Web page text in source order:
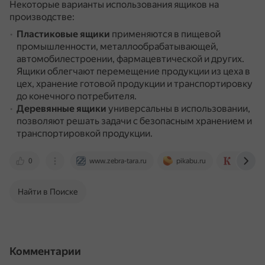
Некоторые варианты использования ящиков на
производстве:
Пластиковые ящики применяются в пищевой
промышленности, металлообрабатывающей,
автомобилестроении, фармацевтической и других.
Ящики облегчают перемещение продукции из цеха в
цех, хранение готовой продукции и транспортировку
до конечного потребителя.
Деревянные ящики универсальны в использовании,
позволяют решать задачи с безопасным хранением и
транспортировкой продукции.
0 www.zebra-tara.ru pikabu.ru
Найти в Поиске
Комментарии